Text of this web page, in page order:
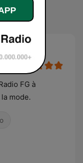
FG à
mode.